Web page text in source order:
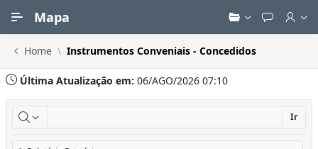
Mapa
Home Instrumentos Conveniais - Concedidos
Última Atualização em: 06/AGO/2026 07:10
Ir